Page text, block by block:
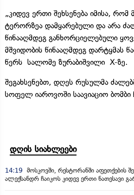
„კიდევ ერთი შეხსენება იმისა, რომ
ტერორზეა დამყარებული და არა
წინააღმდეგ განხორციელებული
მშვიდობის წინააღმდეგ დარტყმას
წერს სალომე ზურაბიშვილი X-ზე.
შეგახსენებთ, დღეს რუსულმა
სოფელ იაროვოში საავიაციო ბომბი
დღის სიახლეები
14:19 მოსკოვში, რესტორანში აფეთქების
ალექსანდრ ჩაიკოს კიდევ ერთი ნათესავი